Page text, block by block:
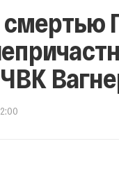
смертью